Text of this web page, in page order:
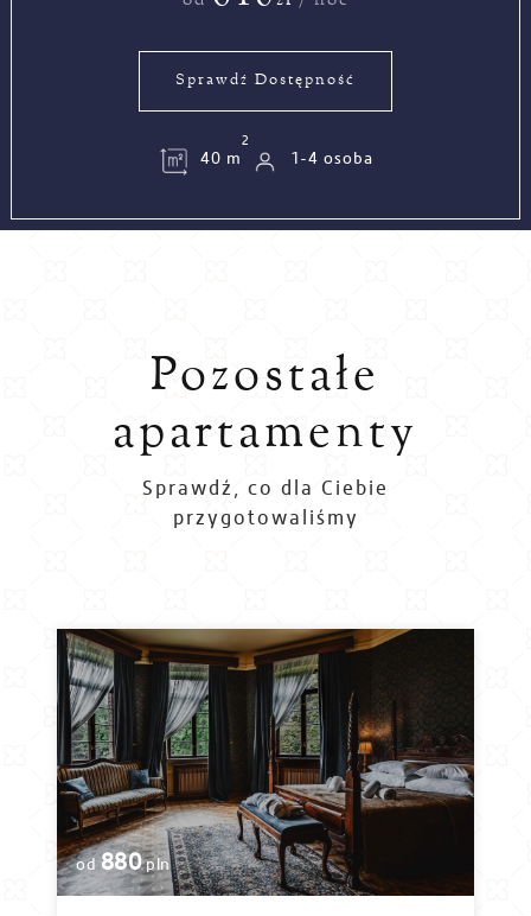
Sprawdź Dostępność
40 m
2
1-4 osoba
Pozostałe
apartamenty
Sprawdź, co dla Ciebie
przygotowaliśmy
od 880pln